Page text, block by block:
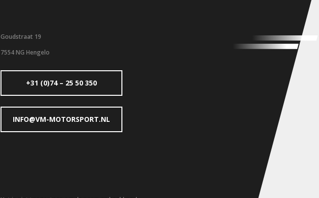
Goudstraat 19
7554 NG Hengelo
+31 (0)74 – 25 50 350
INFO@VM-MOTORSPORT.NL